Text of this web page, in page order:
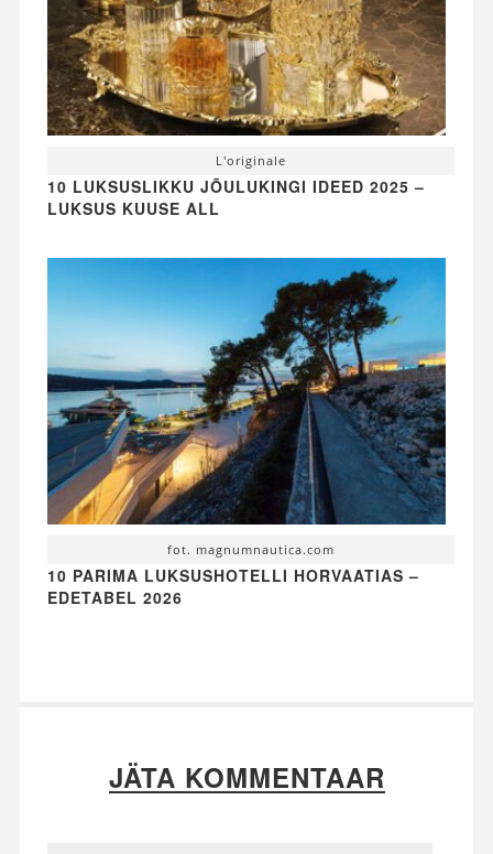
L'originale
10 LUKSUSLIKKU JÕULUKINGI IDEED 2025 –
LUKSUS KUUSE ALL
fot. magnumnautica.com
10 PARIMA LUKSUSHOTELLI HORVAATIAS –
EDETABEL 2026
JÄTA KOMMENTAAR